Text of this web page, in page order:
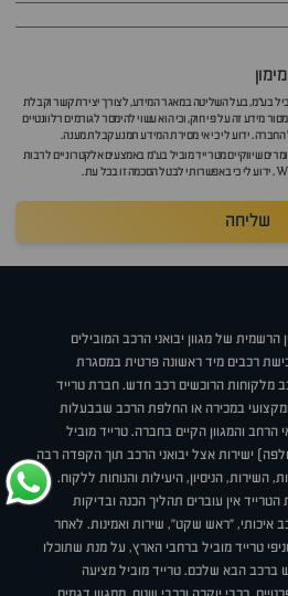
בע"מ, בעל השליטה במאגר המידע, לצורך יצירת קשר וקבלת
מידע זה על פי חוק, וכי הוא עשוי להימסר לגורמים רלוונטיים
ידוע לי כי אי מסירת המידע תמנע קבלת מענה.
שיווקיים מטרייד מוביל בע"מ באמצעים אלקטרוניים לרבות
שליחה
הרשמית של מגוון יבואני הרכב המובילים
רכבים מיד ראשונה פרטית במסגרת
מלקוחות הרוכשים רכב חדש. חברת טרייד
ומקצועי במכירה או החלפת הרכב שבבעלות
והמגוון הקיים בחברה. טרייד מוביל
ישירות אצל יבואני הרכב תוך הקפדה רבה
השירות, הניסיון, היעילות והנוחות ללקוח.
אין עוברים תהליך הכנה ובדיקות
איכותי, "ראש שקט", שירות ואמינות. לאחר
טרייד מוביל ברחבי הארץ, על מנת שתוכלו
הבא שלכם. טרייד מוביל מציעה